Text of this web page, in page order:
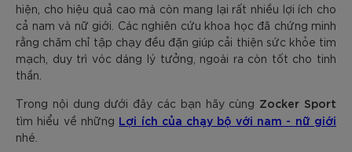
hiện, cho hiệu quả cao mà còn mang lại rất nhiều lợi ích cho
cả nam và nữ giới. Các nghiên cứu khoa học đã chứng minh
rằng chăm chỉ tập chạy đều đặn giúp cải thiện sức khỏe tim
mạch, duy trì vóc dáng lý tưởng, ngoài ra còn tốt cho tinh
thần.
Trong nội dung dưới đây các bạn hãy cùng Zocker Sport
tìm hiểu về những Lợi ích của chạy bộ với nam - nữ giới
nhé.